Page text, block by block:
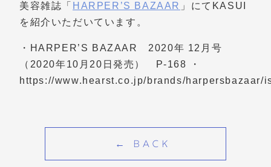
美容雑誌「 HARPER’S BAZAAR 」にてKASUI
を紹介いただいています。
・HARPER’S BAZAAR 2020年 12月号
（2020年10月20日発売） P-168 ・
https://www.hearst.co.jp/brands/harpersbazaar/
← BACK